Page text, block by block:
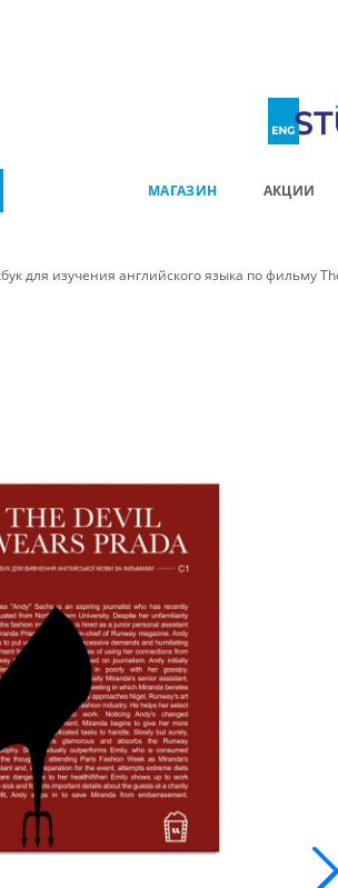
МАГАЗИН АКЦИИ
для изучения английского языка по фильму